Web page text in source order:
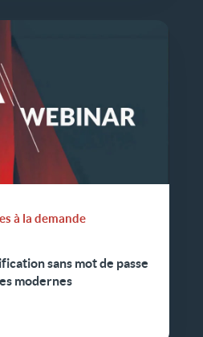
à la demande
sans mot de passe
modernes